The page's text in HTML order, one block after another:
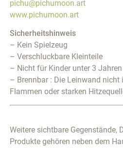
pichu@pichumoon.art
www.pichumoon.art
Sicherheitshinweis
– Kein Spielzeug
– Verschluckbare Kleinteile
– Nicht für Kinder unter 3
– Brennbar : Die Leinwand nicht
Flammen oder starken
Weitere sichtbare Gegenstände,
Produkte gehören neben dem